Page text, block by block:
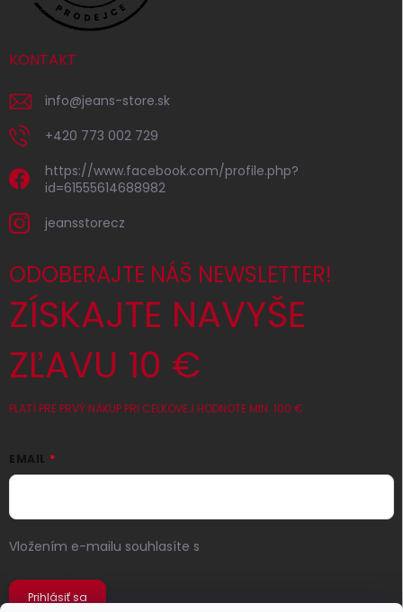
KONTAKT
info@jeans-store.sk
+420 773 002 729
https://www.facebook.com/profile.php?
id=61555614688982
jeansstorecz
ODOBERAJTE NÁŠ NEWSLETTER!
ZÍSKAJTE NAVYŠE
ZĽAVU 10 €
PLATÍ PRE PRVÝ NÁKUP PRI CELKOVEJ HODNOTE MIN. 100 €
EMAIL
Vložením e-mailu souhlasíte s
Prihlásiť sa